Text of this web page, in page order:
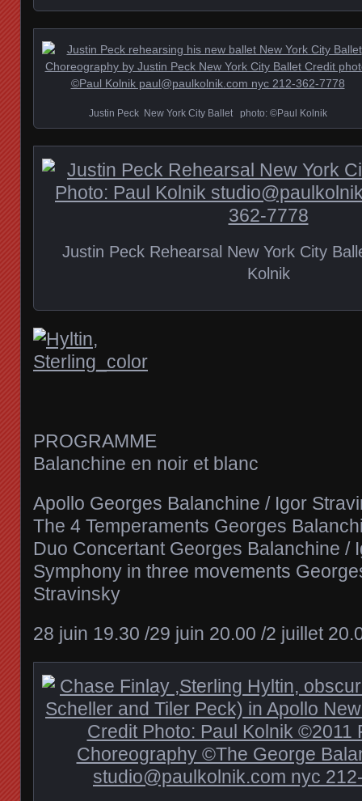
Justin Peck New York City Ballet photo: ©Paul Kolnik
Justin Peck Rehearsal New York City
Kolnik
PROGRAMME
Balanchine en noir et blanc
Apollo Georges Balanchine / Igor
The 4 Temperaments Georges
Duo Concertant Georges Balanchine /
Symphony in three movements
Stravinsky
28 juin 19.30 /29 juin 20.00 /2 juillet